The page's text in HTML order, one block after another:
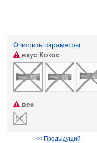
Очистить параметры
вкус Кокос
вес
50
<< Предыдущий